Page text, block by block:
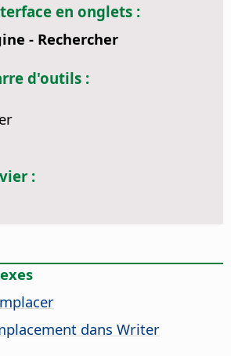
en onglets :
- Rechercher
d'outils :
:
dans Writer